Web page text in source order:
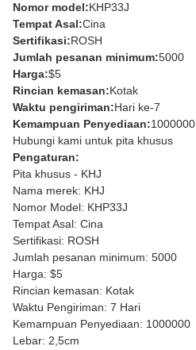
Nomor model:KHP33J
Tempat Asal:Cina
Sertifikasi:ROSH
Jumlah pesanan minimum:5000
Harga:$5
Rincian kemasan:Kotak
Waktu pengiriman:Hari ke-7
Kemampuan Penyediaan:1000000
Hubungi kami untuk pita khusus
Pengaturan:
Pita khusus - KHJ
Nama merek: KHJ
Nomor Model: KHP33J
Tempat Asal: Cina
Sertifikasi: ROSH
Jumlah pesanan minimum: 5000
Harga: $5
Rincian kemasan: Kotak
Waktu Pengiriman: 7 Hari
Kemampuan Penyediaan: 1000000
Lebar: 2,5cm